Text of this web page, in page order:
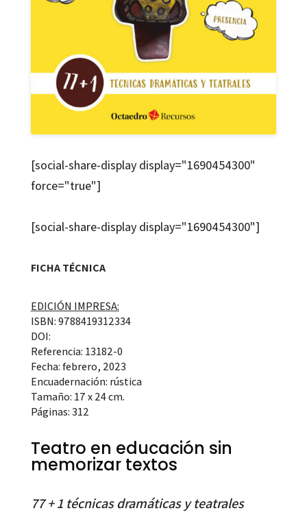
[social-share-display display="1690454300"
force="true"]
[social-share-display display="1690454300"]
FICHA TÉCNICA
EDICIÓN IMPRESA:
ISBN: 9788419312334
DOI:
Referencia: 13182-0
Fecha: febrero, 2023
Encuadernación: rústica
Tamaño: 17 x 24 cm.
Páginas: 312
Teatro en educación sin
memorizar textos
77 + 1 técnicas dramáticas y teatrales